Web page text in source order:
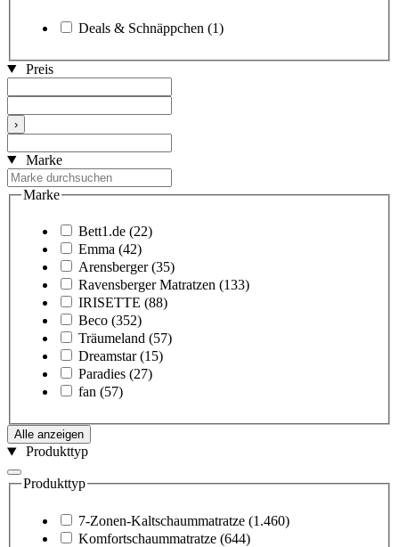
Deals & Schnäppchen (1)
Preis
›
Marke
Marke
Bett1.de (22)
Emma (42)
Arensberger (35)
Ravensberger Matratzen (133)
IRISETTE (88)
Beco (352)
Träumeland (57)
Dreamstar (15)
Paradies (27)
fan (57)
Alle anzeigen
Produkttyp
Produkttyp
7-Zonen-Kaltschaummatratze (1.460)
Komfortschaummatratze (644)